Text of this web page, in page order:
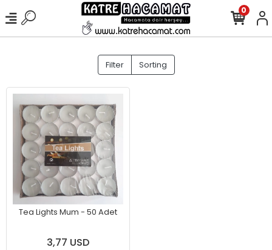
0
Filter Sorting
Tea Lights Mum - 50 Adet
3,77 USD